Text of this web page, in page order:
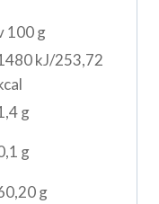
100 g
kJ/253,72
g
g
g